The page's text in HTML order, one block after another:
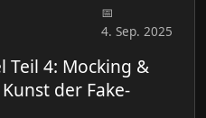
4. Sep. 2025
Teil 4: Mocking &
der Fake-